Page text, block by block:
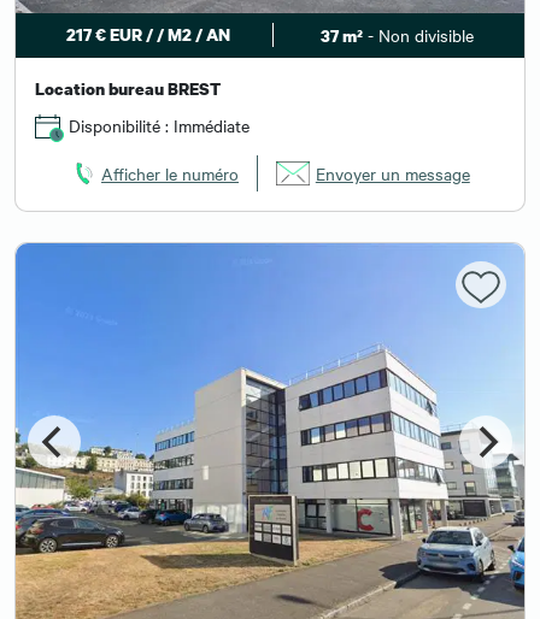
217 € EUR / / M2 / AN 37 m²- Non divisible
Location bureau BREST
Disponibilité : Immédiate
Afficher le numéro Envoyer un message